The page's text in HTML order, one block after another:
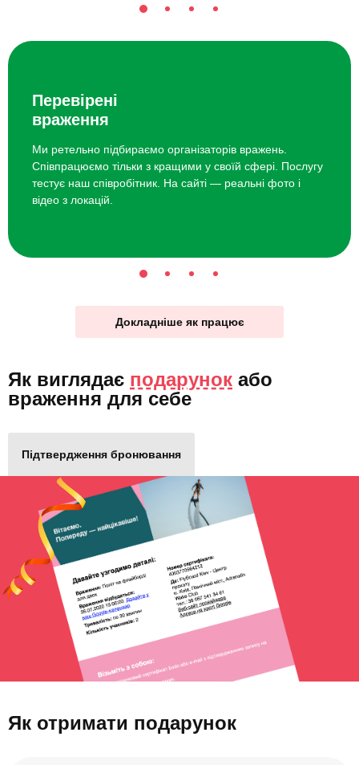
Перевірені
враження
Ми ретельно підбираємо організаторів вражень.
Співпрацюємо тільки з кращими у своїй сфері. Послугу
тестує наш співробітник. На сайті — реальні фото і
відео з локацій.
Докладніше як працює
Як виглядає подарунок або
враження для себе
Підтвердження бронювання
Як отримати подарунок